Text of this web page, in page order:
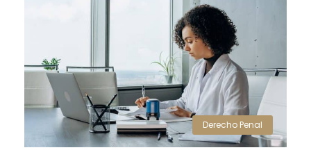
Derecho Penal